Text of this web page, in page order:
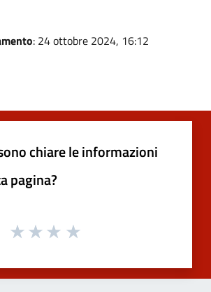
: 24 ottobre 2024, 16:12
chiare le informazioni
pagina?